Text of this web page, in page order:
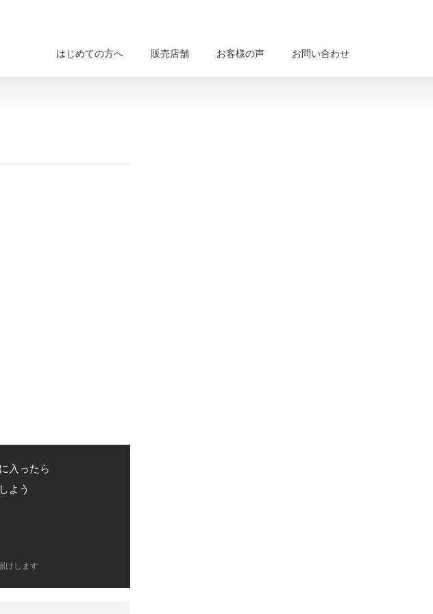
はじめての方へ 販売店舗 お客様の声 お問い合わせ
入ったら
よう
けします